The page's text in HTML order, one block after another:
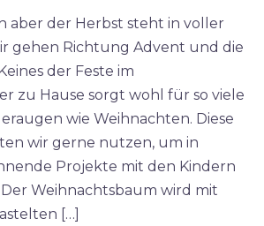
aber der Herbst steht in voller
gehen Richtung Advent und die
der Feste im
zu Hause sorgt wohl für so viele
wie Weihnachten. Diese
wir gerne nutzen, um in
Projekte mit den Kindern
Weihnachtsbaum wird mit
[…]